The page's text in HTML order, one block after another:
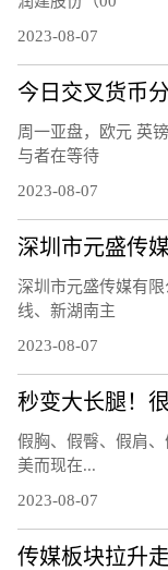
2023-08-07
周一亚盘，欧元 英
与者在等待
2023-08-07
深圳市元盛传
深圳市元盛传媒有
线、新湖南主
2023-08-07
假胸、假臀、假肩
美而现在...
2023-08-07
传媒板块拉升